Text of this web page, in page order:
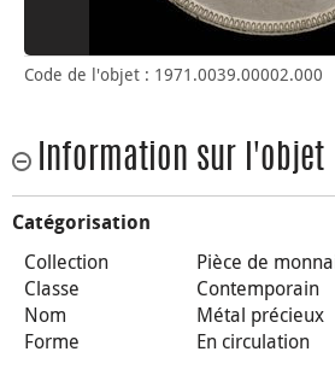
Code de l'objet : 1971.0039.00002.000
Information sur l'objet
Catégorisation
Collection
Pièce de
Classe
Contemporain
Nom
Métal précieux
Forme
En circulation